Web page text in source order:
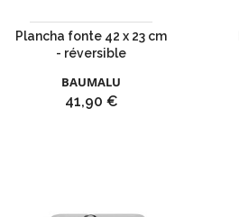
Plancha fonte 42 x 23 cm
- réversible
BAUMALU
Prix
41,90 €